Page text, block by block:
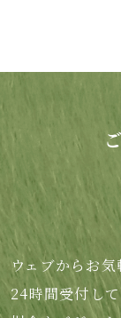
ウェブからお
24時間受付し